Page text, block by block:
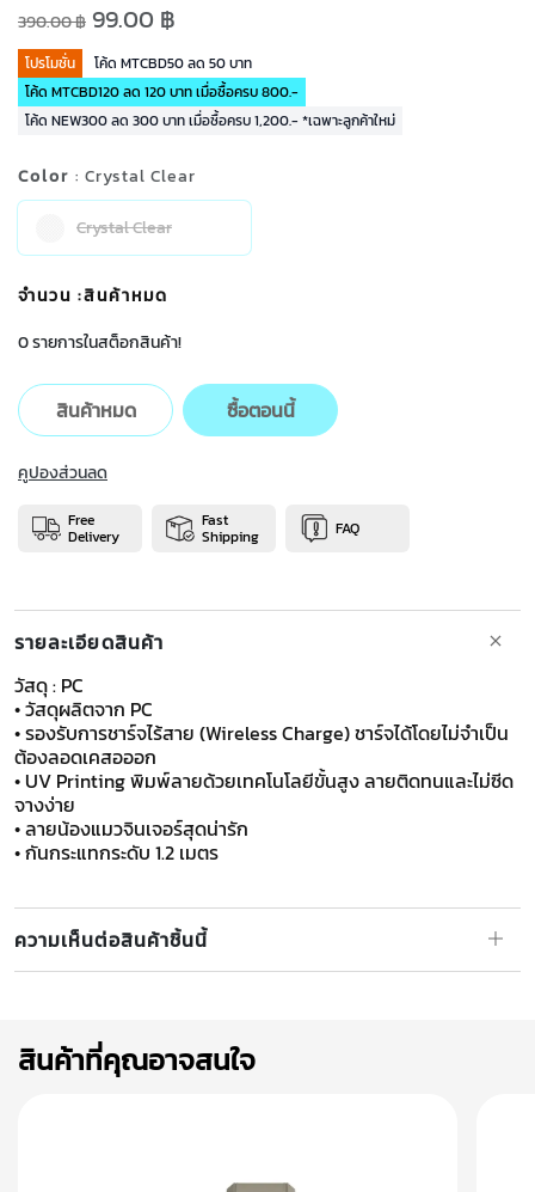
390.00 ฿ 99.00 ฿
โปรโมชั่น
โค้ด MTCBD50 ลด 50 บาท
โค้ด MTCBD120 ลด 120 บาท เมื่อซื้อครบ 800.-
โค้ด NEW300 ลด 300 บาท เมื่อซื้อครบ 1,200.- *เฉพาะลูกค้าใหม่
Color : Crystal Clear
Crystal Clear
จำนวน :สินค้าหมด
0 รายการในสต็อกสินค้า!
สินค้าหมด ซื้อตอนนี้
คูปองส่วนลด
Free
Delivery
Fast
Shipping FAQ
รายละเอียดสินค้า
วัสดุ : PC
• วัสดุผลิตจาก PC
• รองรับการชาร์จไร้สาย (Wireless Charge) ชาร์จได้โดยไม่จำเป็น
ต้องลอดเคสอออก
• UV Printing พิมพ์ลายด้วยเทคโนโลยีขั้นสูง ลายติดทนและไม่ซีด
จางง่าย
• ลายน้องแมวจินเจอร์สุดน่ารัก
​​​​​​​• กันกระแทกระดับ 1.2 เมตร
ความเห็นต่อสินค้าชิ้นนี้
สินค้าที่คุณอาจสนใจ